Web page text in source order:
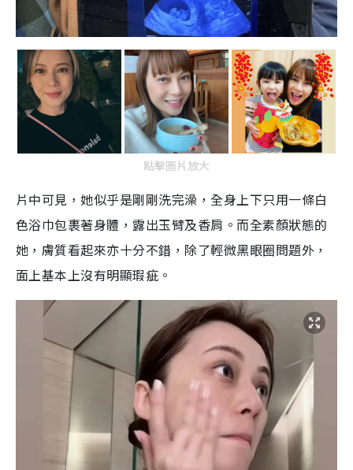
點擊圖片放大
片中可見，她似乎是剛剛洗完澡，全身上下只用一條白
色浴巾包裹著身體，露出玉臂及香肩。而全素顏狀態的
她，膚質看起來亦十分不錯，除了輕微黑眼圈問題外，
面上基本上沒有明顯瑕疵。